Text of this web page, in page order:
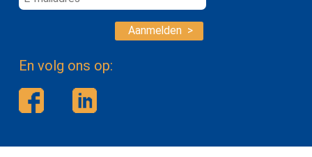
Aanmelden >
En volg ons op: